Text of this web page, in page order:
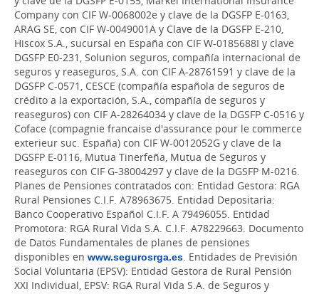
Company con CIF W-0068002e y clave de la DGSFP E-0163,
ARAG SE, con CIF W-0049001A y Clave de la DGSFP E-210,
Hiscox S.A., sucursal en España con CIF W-0185688I y clave
DGSFP E0-231, Solunion seguros, compañía internacional de
seguros y reaseguros, S.A. con CIF A-28761591 y clave de la
DGSFP C-0571, CESCE (compañía española de seguros de
crédito a la exportación, S.A., compañía de seguros y
reaseguros) con CIF A-28264034 y clave de la DGSFP C-0516 y
Coface (compagnie francaise d'assurance pour le commerce
exterieur suc. España) con CIF W-0012052G y clave de la
DGSFP E-0116, Mutua Tinerfeña, Mutua de Seguros y
reaseguros con CIF G-38004297 y clave de la DGSFP M-0216.
Planes de Pensiones contratados con: Entidad Gestora: RGA
Rural Pensiones C.I.F. A78963675. Entidad Depositaria:
Banco Cooperativo Español C.I.F. A 79496055. Entidad
Promotora: RGA Rural Vida S.A. C.I.F. A78229663. Documento
de Datos Fundamentales de planes de pensiones
disponibles en www.segurosrga.es. Entidades de Previsión
Social Voluntaria (EPSV): Entidad Gestora de Rural Pensión
XXI Individual, EPSV: RGA Rural Vida S.A. de Seguros y